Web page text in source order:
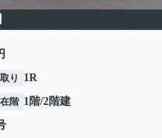
り 1R
階 1階/2階建